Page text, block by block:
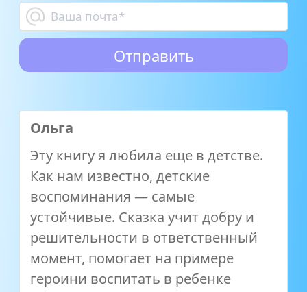
Ольга
Эту книгу я любила еще в детстве.
Как нам известно, детские
воспоминания — самые
устойчивые. Сказка учит добру и
решительности в ответственный
момент, помогает на примере
героини воспитать в ребенке